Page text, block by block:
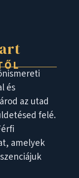
és
az utad
felé.
amelyek